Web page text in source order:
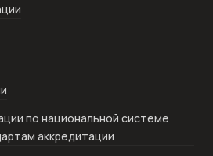
по национальной системе
аккредитации